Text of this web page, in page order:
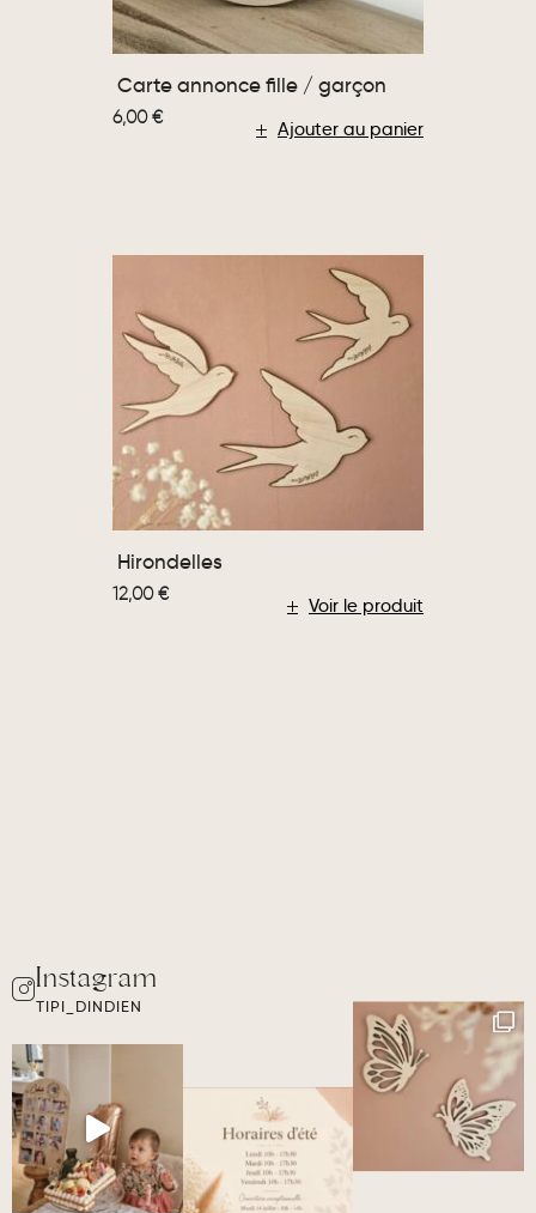
Ajouter au panier
Carte annonce fille / garçon
6,00€
Voir le produit
Hirondelles
12,00€
TIPI_DINDIEN